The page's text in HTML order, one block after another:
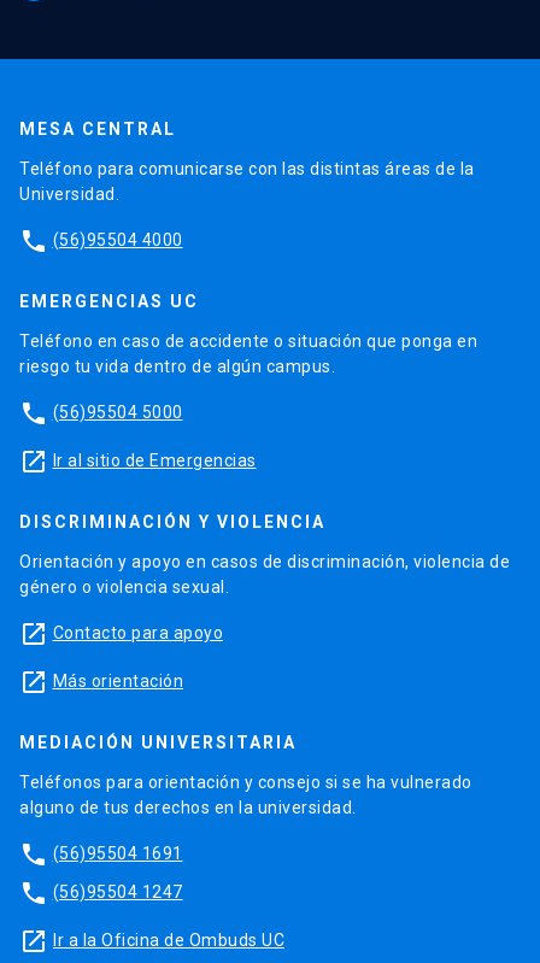
MESA CENTRAL
Teléfono para comunicarse con las distintas áreas de la
Universidad.
phone (56)95504 4000
EMERGENCIAS UC
Teléfono en caso de accidente o situación que ponga en
riesgo tu vida dentro de algún campus.
phone (56)95504 5000
launch Ir al sitio de Emergencias
DISCRIMINACIÓN Y VIOLENCIA
Orientación y apoyo en casos de discriminación, violencia de
género o violencia sexual.
launch Contacto para apoyo
launch Más orientación
MEDIACIÓN UNIVERSITARIA
Teléfonos para orientación y consejo si se ha vulnerado
alguno de tus derechos en la universidad.
phone (56)95504 1691
phone (56)95504 1247
launch Ir a la Oficina de Ombuds UC